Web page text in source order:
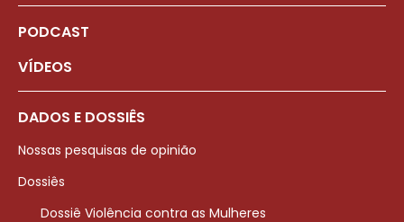
PODCAST
VÍDEOS
DADOS E DOSSIÊS
Nossas pesquisas de opinião
Dossiês
Dossiê Violência contra as Mulheres